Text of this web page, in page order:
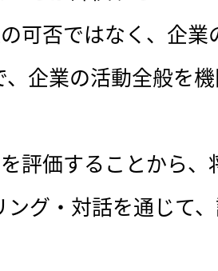
可否ではなく、企
、企業の活動全般を
評価することから
ング・対話を通じて